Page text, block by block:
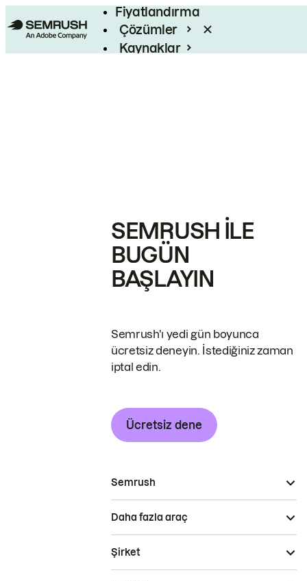
Fiyatlandırma
Çözümler
Kaynaklar
SEMRUSH ILE
BUGÜN
BAŞLAYIN
Semrush'ı yedi gün boyunca
ücretsiz deneyin. İstediğiniz zaman
iptal edin.
Ücretsiz dene
Semrush
Daha fazla araç
Şirket